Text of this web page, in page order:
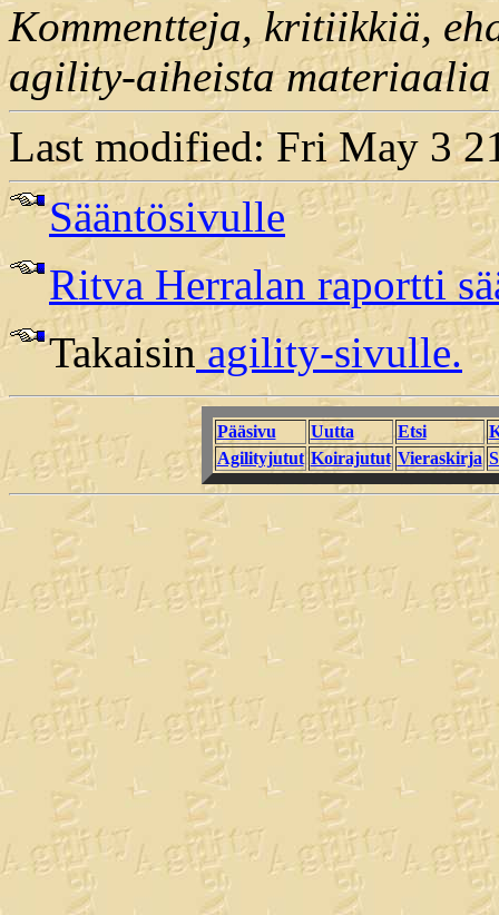
Kommentteja, kritiikkiä,
agility-aiheista
Last modified: Fri May 3
Sääntösivulle
Ritva Herralan raportti
Takaisinagility-sivulle.
Pääsivu Uutta Etsi
Agilityjutut Koirajutut Vieraskirja